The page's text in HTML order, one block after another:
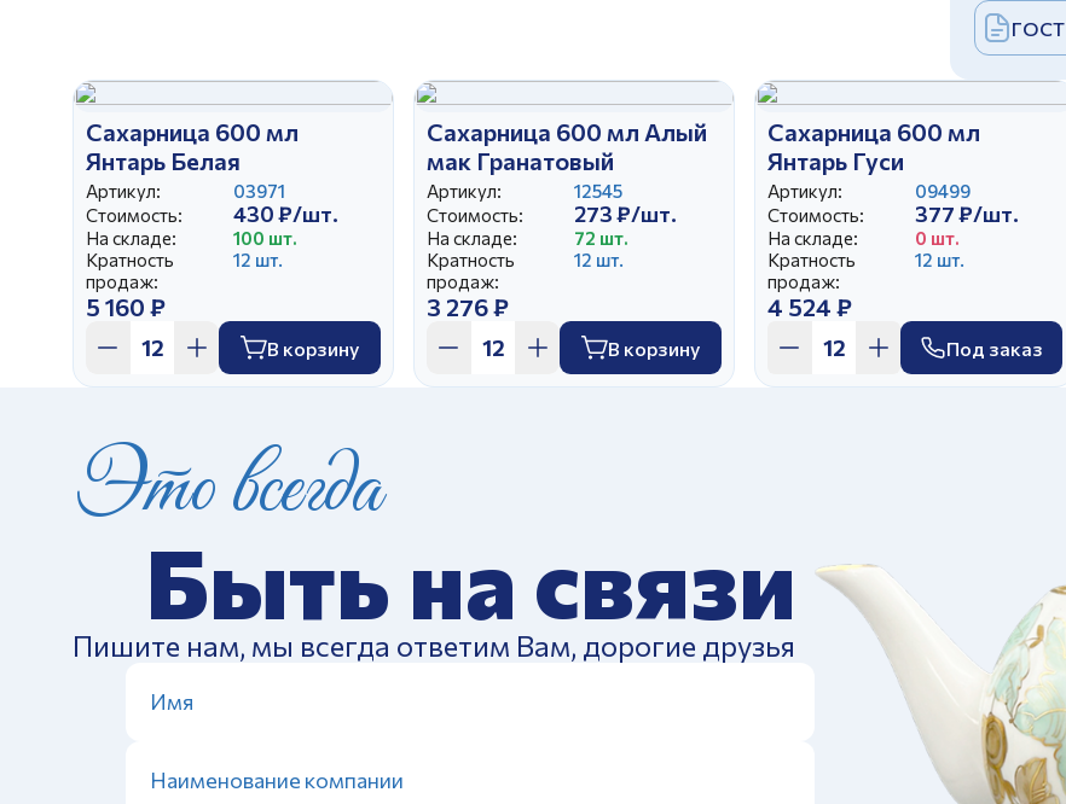
ГОСТ
Сахарница 600 мл
Янтарь Белая
Артикул:
03971
Стоимость:
430 ₽/шт.
На складе:
100 шт.
Кратность
продаж:
12 шт.
5 160 ₽
В корзину
Сахарница 600 мл Алый
мак Гранатовый
Артикул:
12545
Стоимость:
273 ₽/шт.
На складе:
72 шт.
Кратность
продаж:
12 шт.
3 276 ₽
В корзину
Сахарница 600 мл
Янтарь Гуси
Артикул:
09499
Стоимость:
377 ₽/шт.
На складе:
0 шт.
Кратность
продаж:
12 шт.
4 524 ₽
Под заказ
Это всегда
Быть на связи
Пишите нам, мы всегда ответим Вам, дорогие друзья